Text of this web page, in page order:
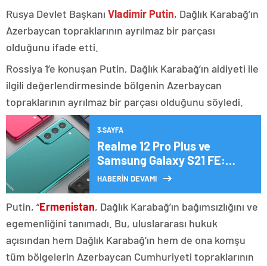
Rusya Devlet Başkanı Vladimir Putin, Dağlık Karabağ’ın
Azerbaycan topraklarının ayrılmaz bir parçası
olduğunu ifade etti.
Rossiya 1’e konuşan Putin, Dağlık Karabağ’ın aidiyeti ile
ilgili değerlendirmesinde bölgenin Azerbaycan
topraklarının ayrılmaz bir parçası olduğunu söyledi.
3.SAYFA
Realme 12 Pro Plus ve
Samsung Galaxy S21 FE:
Hangisi daha iyi bir seçim?
HABERİN DEVAMI
Putin, “Ermenistan, Dağlık Karabağ’ın bağımsızlığını ve
egemenliğini tanımadı. Bu, uluslararası hukuk
açısından hem Dağlık Karabağ’ın hem de ona komşu
tüm bölgelerin Azerbaycan Cumhuriyeti topraklarının